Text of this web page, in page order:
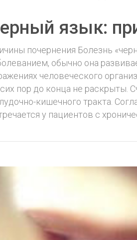
язык:
почернения Болезнь
обычно она
человеческого
пор до конца не раскрыты.
кишечного тракта.
у пациентов с